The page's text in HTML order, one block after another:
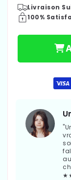
habituel
quantité
de
-
Livraison
100%